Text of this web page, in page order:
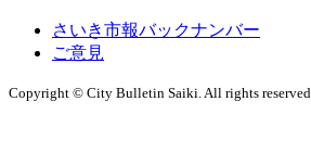
さいき市報バックナンバー
ご意見
Copyright © City Bulletin Saiki. All rights reserved.